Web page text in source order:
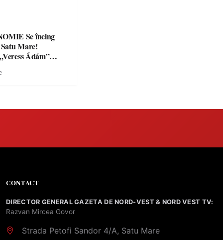
Se încing
Mare!
Ádám”
premii și un jurat
CONTACT
DIRECTOR GENERAL GAZETA DE NORD-VEST & NORD VEST TV:
Razvan Mircea Govor
Strada Petofi Sandor 4/A, Satu Mare